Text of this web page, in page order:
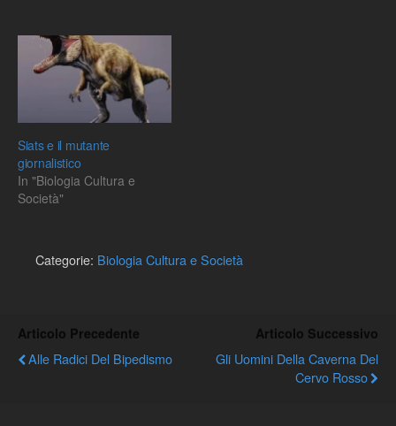
comunicazione e la
collaborazione tra i musei
allo scopo di sviluppare le
politiche culturali e
operative in ambito
conservazione dei…
Siats e il mutante
giornalistico
In "Biologia Cultura e
Società"
Categorie: Biologia Cultura e Società
Articolo Precedente
Alle Radici Del Bipedismo
Articolo Successivo
Gli Uomini Della Caverna Del
Cervo Rosso